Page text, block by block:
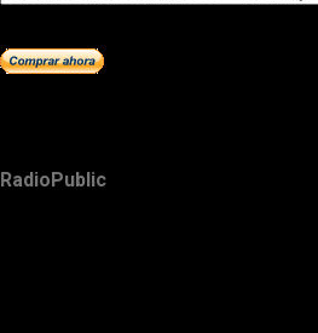
RadioPublic